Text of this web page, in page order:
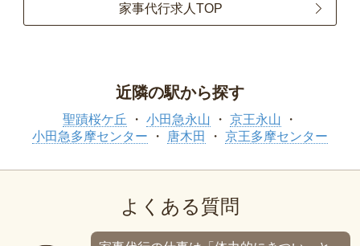
家事代行求人TOP
近隣の駅から探す
聖蹟桜ケ丘 小田急永山
京王永山
小田急多摩センター
唐木田 京王多摩センター
よくある質問